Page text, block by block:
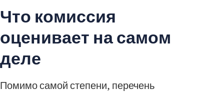
Что комиссия
оценивает на самом
деле
Помимо самой степени, перечень